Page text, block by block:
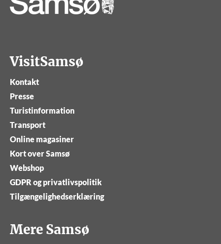
VisitSamsø
Kontakt
Presse
Turistinformation
Transport
Online magasiner
Kort over Samsø
Webshop
GDPR og privatlivspolitik
Tilgængelighedserklæring
Mere Samsø